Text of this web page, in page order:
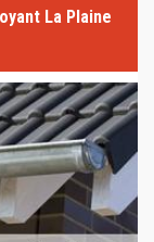
La Plaine